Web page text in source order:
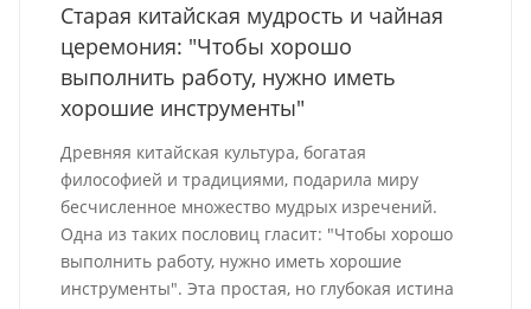
Старая китайская мудрость и чайная
церемония: "Чтобы хорошо
выполнить работу, нужно иметь
хорошие инструменты"
Древняя китайская культура, богатая
философией и традициями, подарила миру
бесчисленное множество мудрых изречений.
Одна из таких пословиц гласит: "Чтобы хорошо
выполнить работу, нужно иметь хорошие
инструменты". Эта простая, но глубокая истина